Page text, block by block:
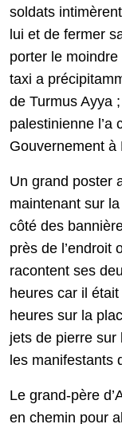
soldats
lui et de fermer
porter le
taxi a
de Turmus Ayya
palestinienne l’a
Gouvernement à
Un grand poster
maintenant sur
côté des
près de l’endroit
racontent ses
heures car il
heures sur la
jets de pierre sur
les manifestants
Le grand-père
en chemin pour